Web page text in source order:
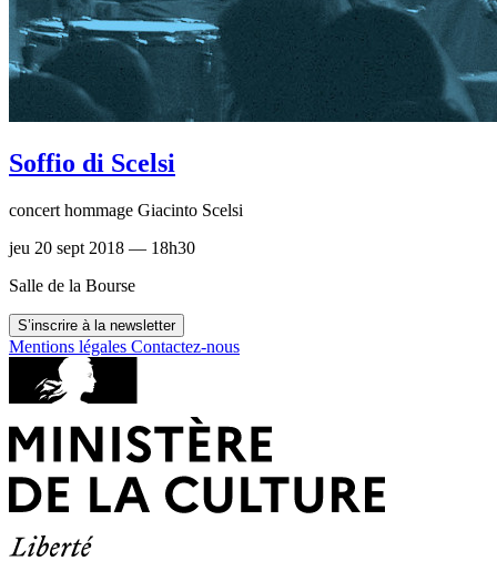
Soffio di Scelsi
concert hommage Giacinto Scelsi
jeu 20 sept 2018 — 18h30
Salle de la Bourse
S’inscrire à la newsletter
Mentions légales Contactez-nous